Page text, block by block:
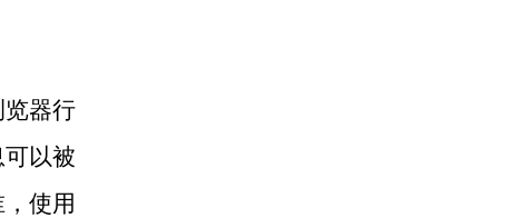
器行
以被
使用